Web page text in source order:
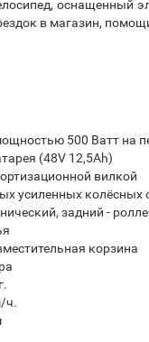
оснащенный
в магазин,
500 Ватт на
(48V 12,5Ah)
вилкой
усиленных колёсных
задний -
корзина
ч.